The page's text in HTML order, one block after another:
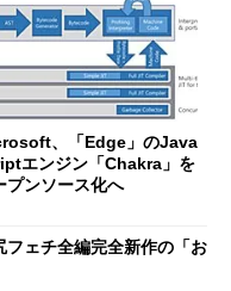
、「Edge」のJava
エンジン「Chakra」を
プンソース化へ
フェチ全編完全新作の「お